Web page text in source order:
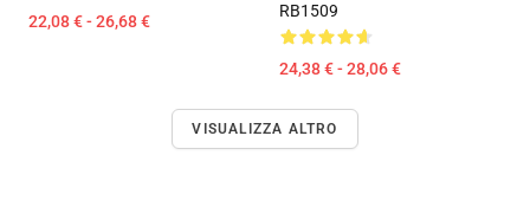
22,08 € - 26,68 €
RB1509
24,38 € - 28,06 €
VISUALIZZA ALTRO